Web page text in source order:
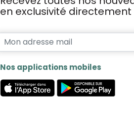
en exclusivité directement
Nos applications mobiles